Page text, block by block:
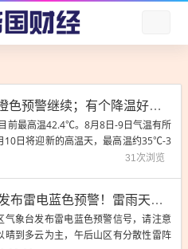
山东这12城最“熟”！高温橙色预警继续；有个降温好消息和高温回马枪坏消息，你先看哪一个
前最高温42.4℃。8月8日-9日气温有所
日将迎新的高温天，最高温约35℃-3
继续发布高温橙色预警：5日，鲁西
31次浏览
北京两区发布雷电蓝色预警！雷雨天气出没，具体时段→
气象台发布雷电蓝色预警信号，请注意
晴到多云为主，午后山区有分散性雷阵